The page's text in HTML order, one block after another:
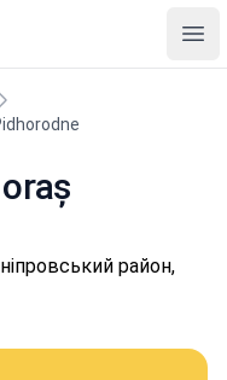
район,